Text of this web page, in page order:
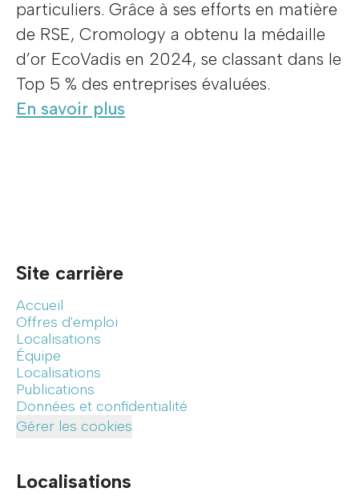
particuliers. Grâce à ses efforts en matière
de RSE, Cromology a obtenu la médaille
d’or EcoVadis en 2024, se classant dans le
Top 5 % des entreprises évaluées.
En savoir plus
Site carrière
Accueil
Offres d'emploi
Localisations
Équipe
Localisations
Publications
Données et confidentialité
Gérer les cookies
Localisations